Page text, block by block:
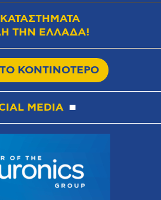
ΤΗΝ ΕΛΛΑΔΑ!
ΤΟ ΚΟΝΤΙΝΟΤΕΡΟ
MEDIA